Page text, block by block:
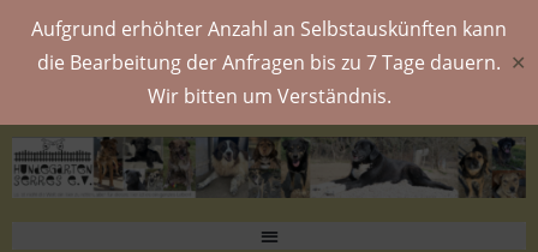
Aufgrund erhöhter Anzahl an Selbstauskünften kann
die Bearbeitung der Anfragen bis zu 7 Tage dauern.
Wir bitten um Verständnis.
✕